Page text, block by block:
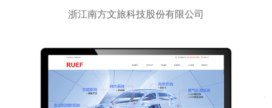
浙江南方文旅科技股份有限公司